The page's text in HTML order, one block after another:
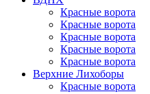
Красные ворота
Красные ворота
Красные ворота
Красные ворота
Красные ворота
Верхние Лихоборы
Красные ворота